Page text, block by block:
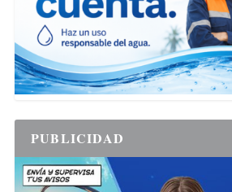
PUBLICIDAD